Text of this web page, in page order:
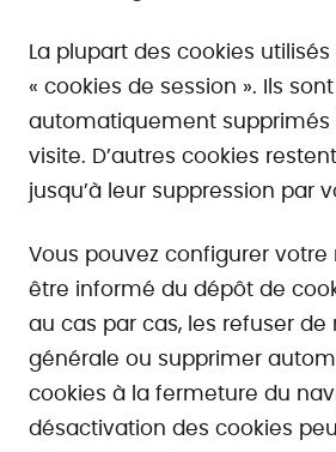
La plupart des cookies
« cookies de session ». Ils sont
automatiquement supprimés
visite. D’autres cookies
jusqu’à leur suppression par
Vous pouvez configurer
être informé du dépôt de
au cas par cas, les refuser de
générale ou supprimer
cookies à la fermeture du
désactivation des cookies